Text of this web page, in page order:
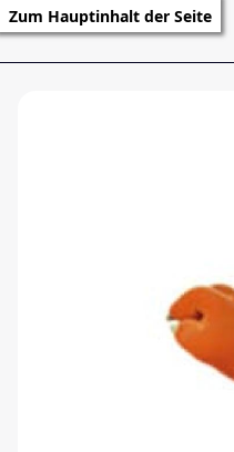
Zum Hauptinhalt der Seite